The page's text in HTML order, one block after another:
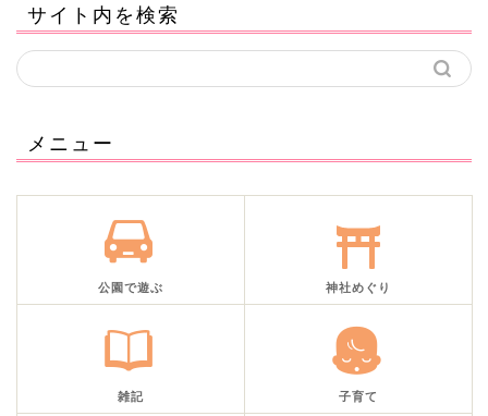
サイト内を検索
メニュー
公園で遊ぶ 神社めぐり
雑記 子育て